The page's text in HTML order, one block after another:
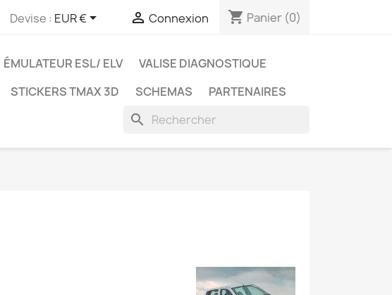
Devise : EUR €  Connexion shopping_cart Panier (0)
ÉMULATEUR ESL/ ELV
VALISE DIAGNOSTIQUE
STICKERS TMAX 3D SCHEMAS PARTENAIRES
search